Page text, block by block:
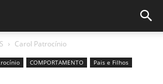
Carol Patrocínio
COMPORTAMENTO
Pais e Filhos